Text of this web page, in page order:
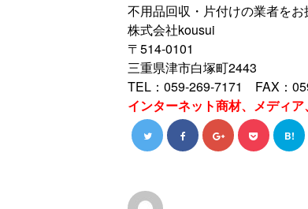
不用品回収・片付けの業者を
株式会社kousui
〒514-0101
三重県津市白塚町2443
TEL：059-269-7171 FAX：
インターネット商材、メディ
B!